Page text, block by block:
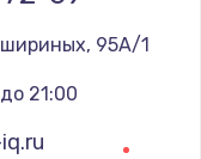
95А/1
21:00